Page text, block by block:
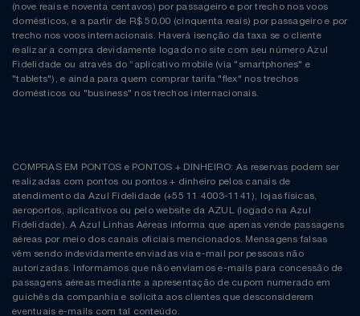
(nove reais e noventa centavos) por passageiro e por trecho nos voos
domésticos, e a partir de R$ 50,00 (cinquenta reais) por passageiro e por
trecho nos voos internacionais. Haverá isenção da taxa se o cliente
realizar a compra devidamente logado no site com seu número Azul
Fidelidade ou através do “aplicativo mobile (via "smartphones" e
"tablets"), e ainda para quem comprar tarifa "flex" nos trechos
domésticos ou "business" nos trechos internacionais.
COMPRAS EM PONTOS e PONTOS + DINHEIRO: As reservas podem ser
realizadas com pontos ou pontos + dinheiro pelos canais de
atendimento da Azul Fidelidade (+55 11 4003-1141), lojas físicas,
aeroportos, aplicativos ou pelo website da AZUL (logado na Azul
Fidelidade). A Azul Linhas Aéreas informa que apenas vende passagens
aéreas por meio dos canais oficiais mencionados. Mensagens falsas
vêm sendo indevidamente enviadas via e-mail por pessoas não
autorizadas. Informamos que não enviamos e-mails para concessão de
passagens aéreas mediante a apresentação de cupom numerado em
guichês da companhia e solicita aos clientes que desconsiderem
eventuais e-mails com tal conteúdo.